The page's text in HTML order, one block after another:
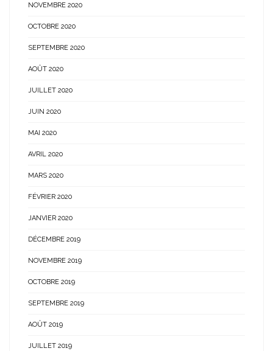
NOVEMBRE 2020
OCTOBRE 2020
SEPTEMBRE 2020
AOÛT 2020
JUILLET 2020
JUIN 2020
MAI 2020
AVRIL 2020
MARS 2020
FÉVRIER 2020
JANVIER 2020
DÉCEMBRE 2019
NOVEMBRE 2019
OCTOBRE 2019
SEPTEMBRE 2019
AOÛT 2019
JUILLET 2019